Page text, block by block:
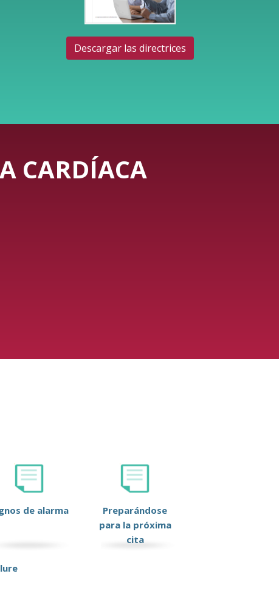
Descargar las directrices
CARDÍACA
de alarma
Preparándose
para la próxima
cita